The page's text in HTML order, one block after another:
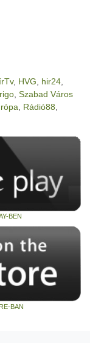
, HVG hir24
Szabad Város
Rádió88
BEN
BAN